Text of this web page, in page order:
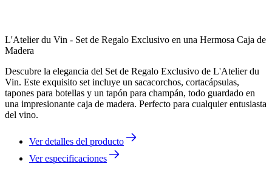
L'Atelier du Vin - Set de Regalo Exclusivo en una Hermosa Caja de
Madera
Descubre la elegancia del Set de Regalo Exclusivo de L'Atelier du
Vin. Este exquisito set incluye un sacacorchos, cortacápsulas,
tapones para botellas y un tapón para champán, todo guardado en
una impresionante caja de madera. Perfecto para cualquier entusiasta
del vino.
Ver detalles del producto
Ver especificaciones